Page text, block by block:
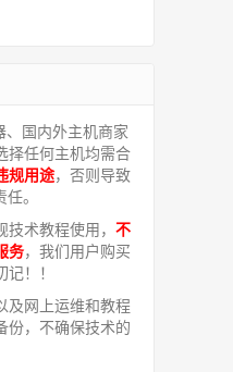
、国内外主机商家
择任何主机均需合
规用途，否则导致
。
术教程使用， 不
务，我们用户购买
记！！
及网上运维和教程
份，不确保技术的